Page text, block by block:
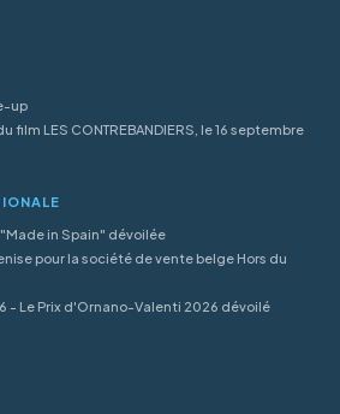
up
film LES CONTREBANDIERS, le 16 septembre
in Spain" dévoilée
pour la société de vente belge Hors du
- Le Prix d'Ornano-Valenti 2026 dévoilé